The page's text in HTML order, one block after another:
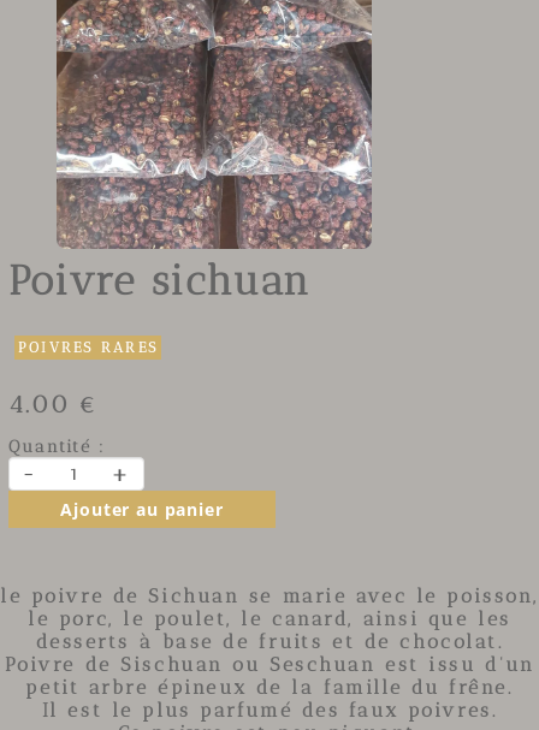
Poivre sichuan
POIVRES RARES
4.00 €
Quantité :
- +
Ajouter au panier
le poivre de Sichuan se marie avec le poisson,
le porc, le poulet, le canard, ainsi que les
desserts à base de fruits et de chocolat.
Poivre de Sischuan ou Seschuan est issu d'un
petit arbre épineux de la famille du frêne.
Il est le plus parfumé des faux poivres.